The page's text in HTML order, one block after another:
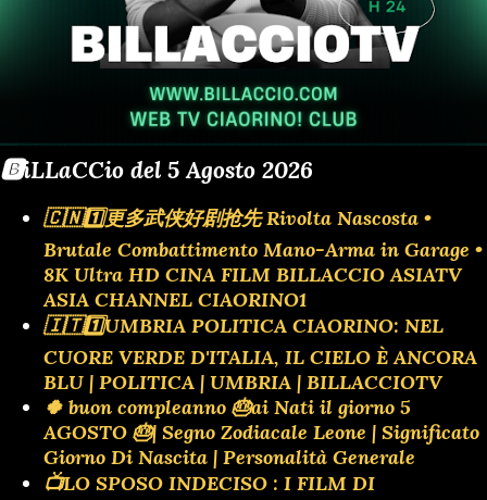
🅱️iLLaCCio del 5 Agosto 2026
🇨🇳1️⃣更多武侠好剧抢先 Rivolta Nascosta •
Brutale Combattimento Mano-Arma in Garage •
8K Ultra HD CINA FILM BILLACCIO ASIATV
ASIA CHANNEL CIAORINO1
🇮🇹1️⃣UMBRIA POLITICA CIAORINO: NEL
CUORE VERDE D'ITALIA, IL CIELO È ANCORA
BLU | POLITICA | UMBRIA | BILLACCIOTV
🍀 buon compleanno 🎂ai Nati il giorno 5
AGOSTO 🎂| Segno Zodiacale Leone | Significato
Giorno Di Nascita | Personalità Generale
📺LO SPOSO INDECISO : I FILM DI